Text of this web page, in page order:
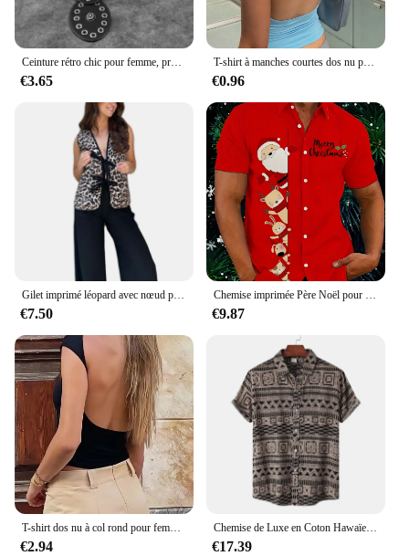
Ceinture rétro chic pour femme, préférée mentée d'une jupe, d'un pull, d'un costume, d'une large couverture audio, nouvelle collection
€3.65
T-shirt à manches courtes dos nu pour femmes, tenue multi-usages, slim, basique, slim, découpé, sexy, été, 2023
€0.96
Gilet imprimé léopard avec nœud papillon pour femme, cardigan à col en V, veste décontractée en émail, nouveau, 2024
€7.50
Chemise imprimée Père Noël pour hommes, chemise décontractée pour documents d'abonnés, manches de sport hawaïennes, vêtements de plage d'été, mode de Noël
€9.87
T-shirt dos nu à col rond pour femme, haut court à manches courtes, tee-shirt bébé mignon, vêtements Y2K, batterie con tuniques, mode précieuse, document solide, été
€2.94
Chemise de Luxe en Coton Hawaïen pour Homme, T-shirt Surdimensionné à la Mode Tiki, Chemises et Chemisiers à Manches Courtes, Vêtements Sociaux
€17.39